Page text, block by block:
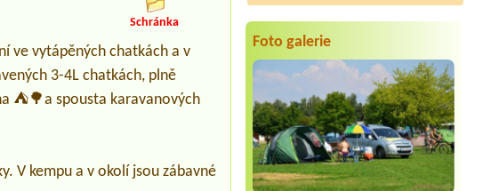
Termín od 2026-08-02 |Autokemp
Višňová II
Karava pro dvě osoby a malí pejsek .
Termín od 2026-07-31 |Autokemp
Bílina Kyselka
Termín od 2026-08-09 |Chatová
osada Olešná
3Lchatka
Foto galerie
Schránka
ve vytápěných chatkách a v
3-4L chatkách, plně
⛺🌳a spousta karavanových
V kempu a v okolí jsou zábavné